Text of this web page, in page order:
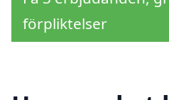
förpliktelser